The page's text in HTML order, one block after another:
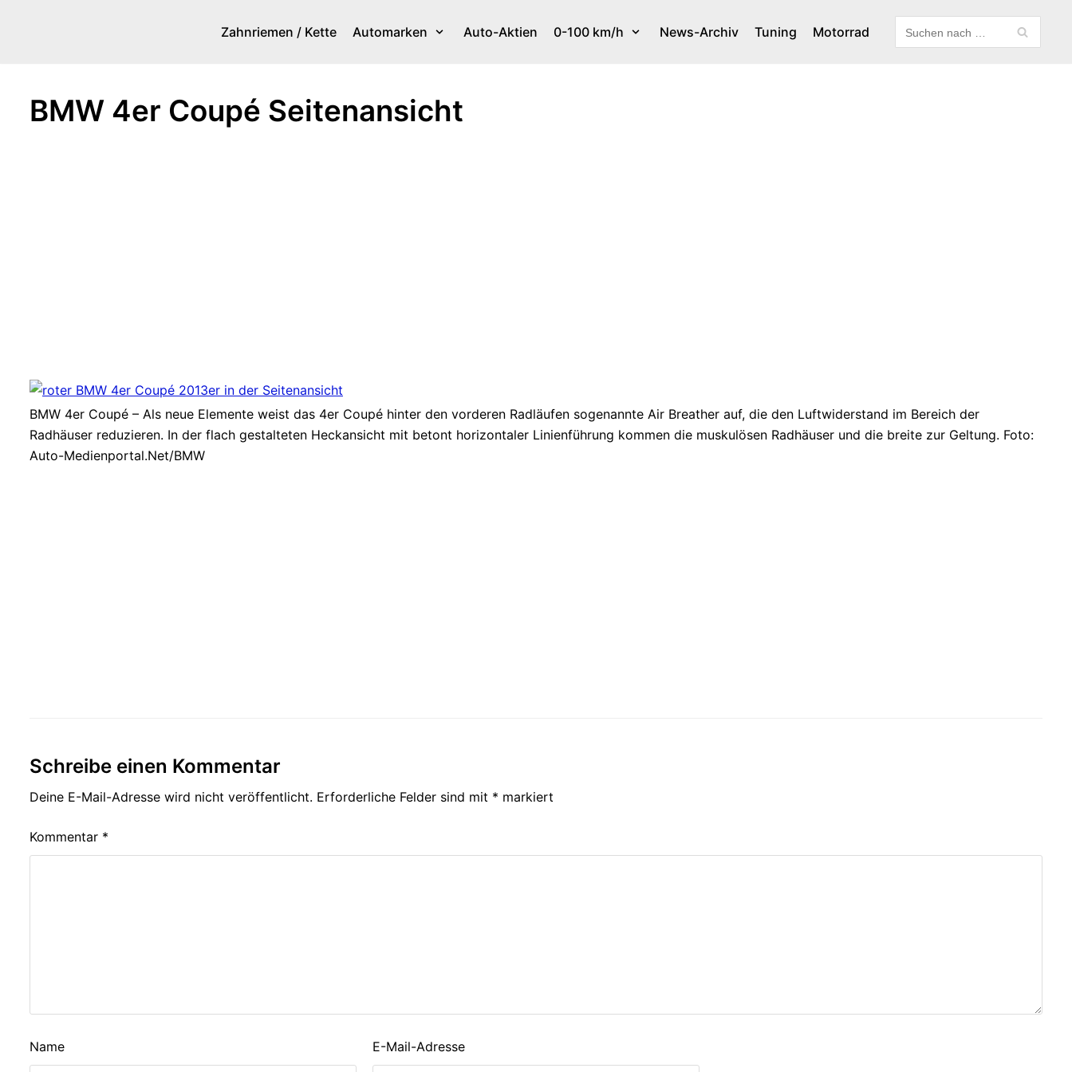
Zahnriemen / Kette Automarken Auto-Aktien 0-100 km/h News-Archiv Tuning Motorrad
BMW 4er Coupé Seitenansicht
BMW 4er Coupé – Als neue Elemente weist das 4er Coupé hinter den vorderen Radläufen sogenannte Air Breather auf, die den Luftwiderstand im Bereich der
Radhäuser reduzieren. In der flach gestalteten Heckansicht mit betont horizontaler Linienführung kommen die muskulösen Radhäuser und die breite zur Geltung. Foto:
Auto-Medienportal.Net/BMW
Schreibe einen Kommentar
Deine E-Mail-Adresse wird nicht veröffentlicht. Erforderliche Felder sind mit * markiert
Kommentar *
Name E-Mail-Adresse